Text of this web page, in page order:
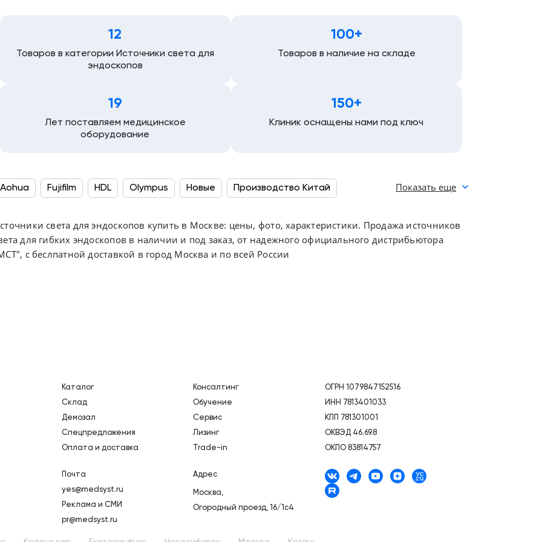
12
Товаров в категории Источники света для
эндоскопов
100+
Товаров в наличие на складе
19
Лет поставляем медицинское
оборудование
150+
Клиник оснащены нами под ключ
Aohua Fujifilm HDL Olympus Новые Производство Китай Показать еще
света для эндоскопов купить в Москве: цены, фото, характеристики. Продажа источников
для гибких эндоскопов в наличии и под заказ, от надежного официального дистрибьютора
с беслпатной доставкой в город Москва и по всей России
Каталог
Склад
Демозал
Спецпредложения
Оплата и доставка
Консалтинг
Обучение
Сервис
Лизинг
Trade-in
ОГРН 1079847152516
ИНН 7813401033
КПП 781301001
ОКВЭД 46.69.8
ОКПО 83814757
Почта
yes@medsyst.ru
Реклама и СМИ
pr@medsyst.ru
Адрес
Москва,
Огородный проезд, 16/1с4